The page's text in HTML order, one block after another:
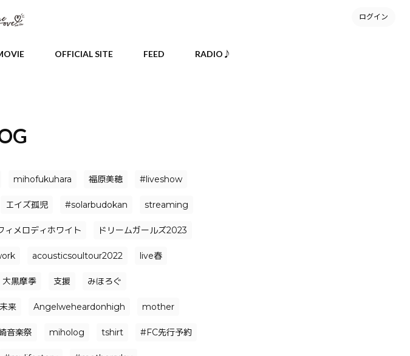
ログイン
OFFICIAL SITE FEED RADIO♪
mihofukuhara 福原美穂 #liveshow
エイズ孤児 #solarbudokan streaming
ィメロディホワイト ドリームガールズ2023
acousticsoultour2022 live春
大黒摩季 支援 みほろぐ
未来 Angelweheardonhigh mother
音楽祭 miholog tshirt #FC先行予約